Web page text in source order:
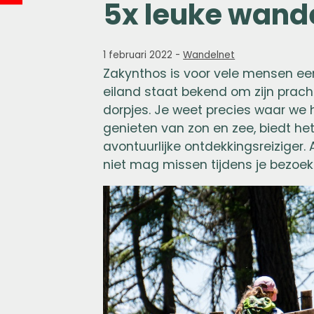
5x leuke
1 februari 2022 -Wandelnet
Zakynthos is voor vele mensen
eiland staat bekend om zijn
dorpjes. Je weet precies waar
genieten van zon en zee, biedt
avontuurlijke ontdekkingsreiziger.
niet mag missen tijdens je